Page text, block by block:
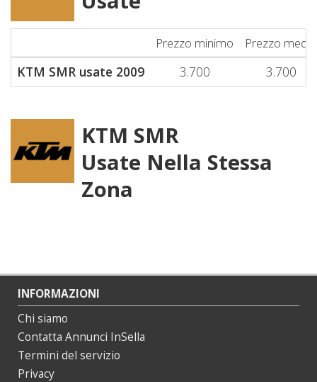
Prezzo minimo Prezzo medio
KTM SMR usate 2009 3.700 3.700
KTM SMR
Usate Nella Stessa
Zona
INFORMAZIONI
Chi siamo
Contatta Annunci InSella
Termini del servizio
Privacy